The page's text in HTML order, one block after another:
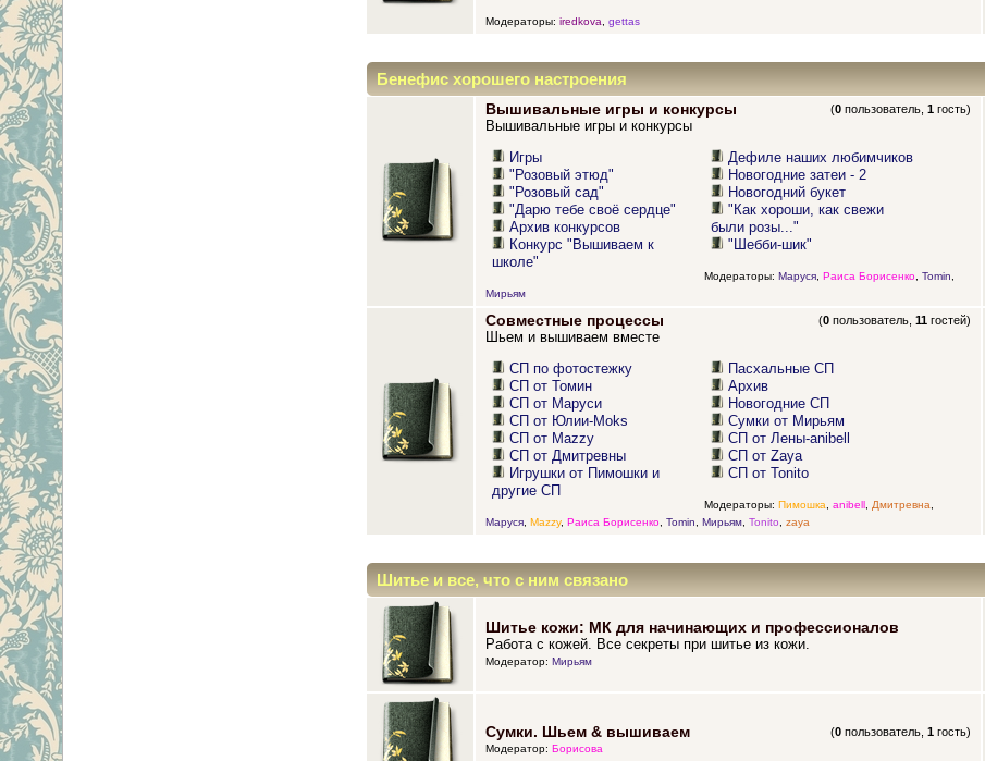
Модераторы: iredkova gettas
Бенефис хорошего настроения
Вышивальные игры и конкурсы (0 пользователь,1 гость)
Вышивальные игры и конкурсы
Игры
"Розовый этюд"
"Розовый сад"
"Дарю тебе своё сердце"
Архив конкурсов
Конкурс "Вышиваем к
школе"
Дефиле наших любимчиков
Новогодние затеи - 2
Новогодний букет
"Как хороши, как свежи
были розы..."
"Шебби-шик"
Модераторы: Маруся, Раиса Борисенко, Tomin
Мирьям
Совместные процессы (0 пользователь,11 гостей)
Шьем и вышиваем вместе
СП по фотостежку
СП от Томин
СП от Маруси
СП от Юлии-Moks
СП от Mazzy
СП от Дмитревны
Игрушки от Пимошки и
другие СП
Пасхальные СП
Архив
Новогодние СП
Сумки от Мирьям
СП от Лены-anibell
СП от Zaya
СП от Tonito
Модераторы: Пимошка anibell, Дмитревна
Маруся, Mazzy, Раиса Борисенко, Tomin Мирьям, Tonito zaya
Шитье и все, что с ним связано
Шитье кожи: МК для начинающих и профессионалов
Работа с кожей. Все секреты при шитье из кожи.
Модератор: Мирьям
Сумки. Шьем & вышиваем (0 пользователь,1 гость)
Модератор: Борисова